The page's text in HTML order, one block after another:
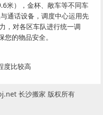
米），金杯、敞车等不同车
通话设备，调度中心运用先
，对各区车队进行统一调
的物品安全。
度比较高
长沙搬家 版权所有